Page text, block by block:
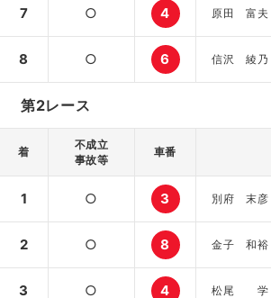
7 ○ 4 原田 富夫
8 ○ 6 信沢 綾乃
第2レース
着
不成立
事故等
車番
1 ○ 3 別府 末彦
2 ○ 8 金子 和裕
3 ○ 4 松尾 学